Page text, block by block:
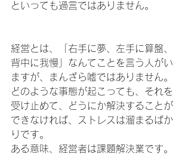
といっても過言ではありません。
経営とは、「右手に夢、左手に算盤、
背中に我慢」なんてことを言う人がい
ますが、まんざら嘘ではありません。
どのような事態が起こっても、それを
受け止めて、どうにか解決することが
できなければ、ストレスは溜まるばか
りです。
ある意味、経営者は課題解決業です。